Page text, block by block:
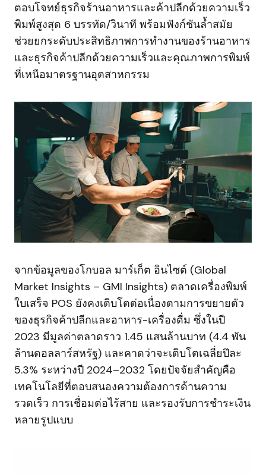
ตอบโจทย์ธุรกิจร้านอาหารและค้าปลีกด้วยความเร็ว
พิมพ์สูงสุด 6 บรรทัด/วินาที พร้อมฟังก์ชันล้ำสมัย
ช่วยยกระดับประสิทธิภาพการทำงานของร้านอาหาร
และธุรกิจค้าปลีกด้วยความเร็วและคุณภาพการพิมพ์
ที่เหนือมาตรฐานอุตสาหกรรม
จากข้อมูลของโกบอล มาร์เก็ต อินไซต์ (Global
Market Insights – GMI Insights) ตลาดเครื่องพิมพ์
ใบเสร็จ POS ยังคงเติบโตต่อเนื่องตามการขยายตัว
ของธุรกิจค้าปลีกและอาหาร-เครื่องดื่ม ซึ่งในปี
2023 มีมูลค่าตลาดราว 1.45 แสนล้านบาท (4.4 พัน
ล้านดอลลาร์สหรัฐ) และคาดว่าจะเติบโตเฉลี่ยปีละ
5.3% ระหว่างปี 2024–2032 โดยปัจจัยสำคัญคือ
เทคโนโลยีที่ตอบสนองความต้องการด้านความ
รวดเร็ว การเชื่อมต่อไร้สาย และรองรับการชำระเงิน
หลายรูปแบบ